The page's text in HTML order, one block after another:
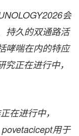
会
持久的双通路活
哮喘在内的特应
究正在进行中，
在进行中，
用于